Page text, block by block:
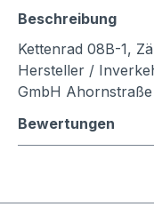
Beschreibung
Kettenrad 08B-1,
Hersteller /
GmbH
Bewertungen